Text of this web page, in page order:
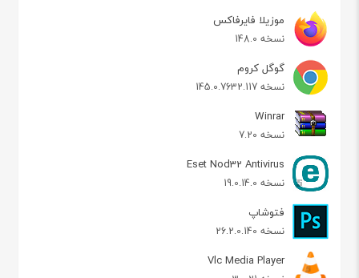
موزیلا فایرفاکس
نسخه 148.0
گوگل کروم
نسخه 145.0.7632.117
Winrar
نسخه 7.20
Eset Nod32 Antivirus
نسخه 19.0.14.0
فتوشاپ
نسخه 26.2.0.140
Vlc Media Player